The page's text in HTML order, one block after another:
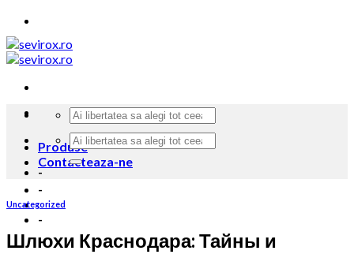
Skip
to
content
Produse
Contacteaza-ne
-
-
-
Uncategorized
Шлюхи Краснодара: Тайны и